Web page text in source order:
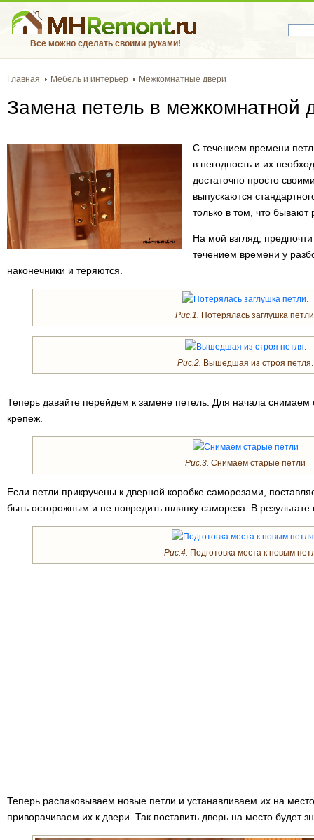
Все можно сделать своими руками!
Главная Мебель и интерьер Межкомнатные двери
Замена петель в межкомнатной
С течением времени
в негодность и их
достаточно просто
выпускаются
только в том, что
На мой взгляд,
течением времени у
наконечники и теряются.
Рис.1. Потерялась заглушка
Рис.2. Вышедшая из строя петля.
Теперь давайте перейдем к замене петель. Для начала снимаем
крепеж.
Рис.3. Снимаем старые петли
Если петли прикручены к дверной коробке саморезами,
быть осторожным и не повредить шляпку самореза. В
Рис.4. Подготовка места к новым
Теперь распаковываем новые петли и устанавливаем их на
приворачиваем их к двери. Так поставить дверь на место будет